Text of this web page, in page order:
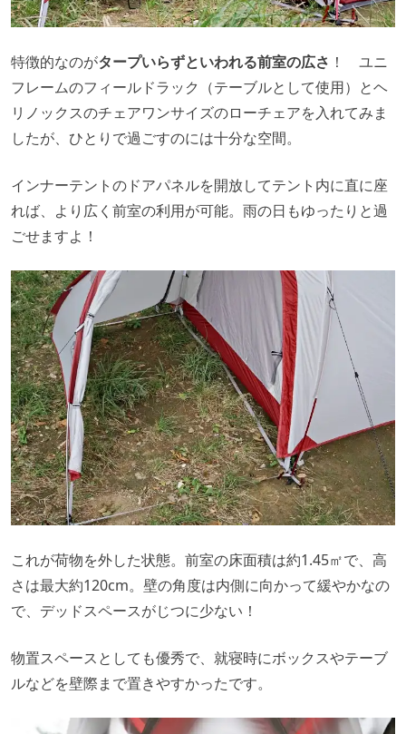
特徴的なのがタープいらずといわれる前室の広さ ！ ユニ
フレームのフィールドラック（テーブルとして使用）とヘ
リノックスのチェアワンサイズのローチェアを入れてみま
したが、ひとりで過ごすのには十分な空間。
インナーテントのドアパネルを開放してテント内に直に座
れば、より広く前室の利用が可能。雨の日もゆったりと過
ごせますよ！
これが荷物を外した状態。前室の床面積は約1.45㎡で、高
さは最大約120cm。壁の角度は内側に向かって緩やかなの
で、デッドスペースがじつに少ない！
物置スペースとしても優秀で、就寝時にボックスやテーブ
ルなどを壁際まで置きやすかったです。